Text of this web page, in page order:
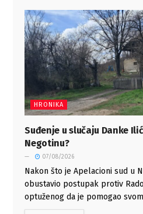
HRONIKA
Suđenje u slučaju Danke
Negotinu?
07/08/2026
Nakon što je Apelacioni sud u
obustavio postupak protiv
optuženog da je pomogao